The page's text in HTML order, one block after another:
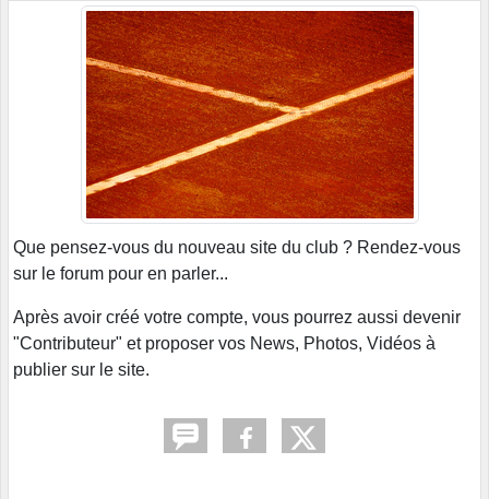
Que pensez-vous du nouveau site du club ? Rendez-vous
sur le forum pour en parler...
Après avoir créé votre compte, vous pourrez aussi devenir
"Contributeur" et proposer vos News, Photos, Vidéos à
publier sur le site.